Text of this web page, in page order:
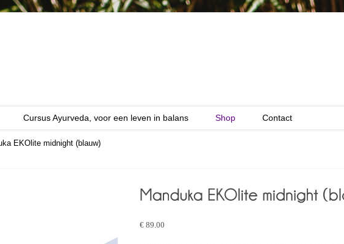
Cursus Ayurveda, voor een leven in balans Shop Contact
EKOlite midnight (blauw)
€ 89.00